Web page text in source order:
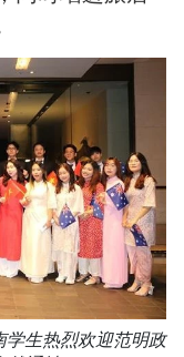
生热烈欢迎范明政